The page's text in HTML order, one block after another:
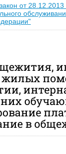
от
жилых
в